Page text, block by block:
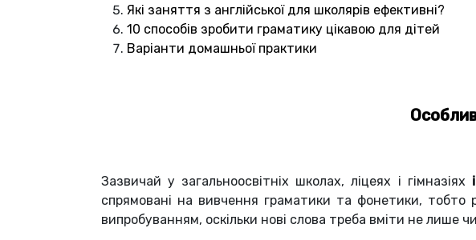
Які заняття з англійської для школярів ефективні?
10 способів зробити граматику цікавою для дітей
Варіанти домашньої практики
Зазвичай у загальноосвітніх школах, ліцеях і гімназіях
спрямовані на вивчення граматики та фонетики, тобто
випробуванням, оскільки нові слова треба вміти не лише